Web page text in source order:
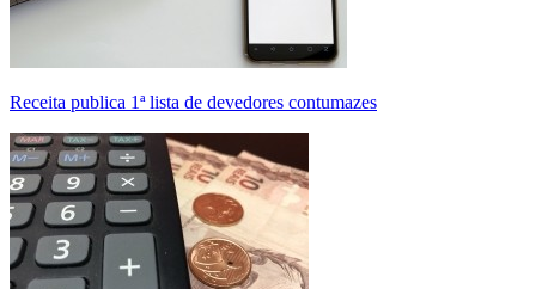
Receita publica 1ª lista de devedores contumazes